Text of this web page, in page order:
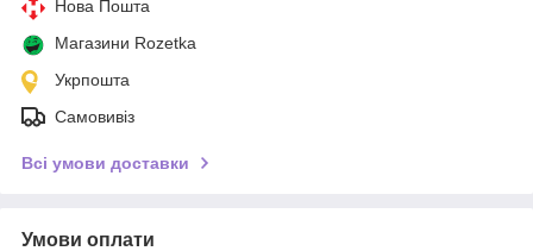
Нова Пошта
Магазини Rozetka
Укрпошта
Самовивіз
Всі умови доставки
Умови оплати